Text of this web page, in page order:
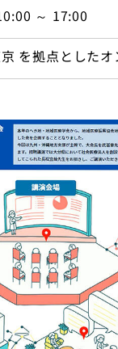
～ 17:00
を拠点とした